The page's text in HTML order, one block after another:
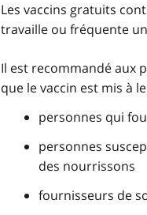
Les vaccins gratuits
travaille ou fréquente
Il est recommandé aux
que le vaccin est mis à
personnes qui
personnes
des nourrissons
fournisseurs de